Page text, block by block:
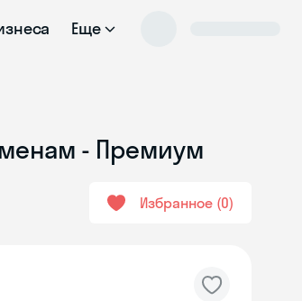
Еще
- Премиум
Избранное 0